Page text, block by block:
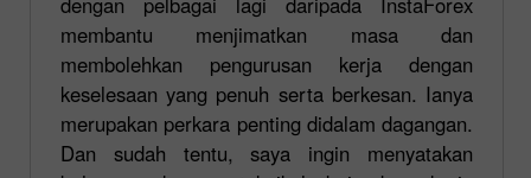
membantu menjimatkan masa dan
membolehkan pengurusan kerja dengan
keselesaan yang penuh serta berkesan. Ianya
merupakan perkara penting didalam dagangan.
Dan sudah tentu, saya ingin menyatakan